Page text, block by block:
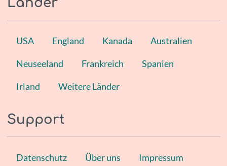
USA England Kanada Australien
Neuseeland Frankreich Spanien
Irland Weitere Länder
Support
Datenschutz Über uns Impressum